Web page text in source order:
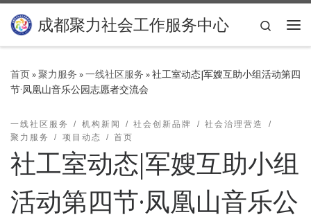
Skip to content
成都聚力社会工作服务中心
Search
首页»聚力服务 »一线社区服务 »社工室动态|军嫂互助小组活动第四
节·凤凰山音乐公园志愿者交流会
一线社区服务 机构新闻 社会创新品牌
社会治理营造
聚力服务
项目动态 首页
社工室动态|军嫂互助小组
活动第四节·凤凰山音乐公